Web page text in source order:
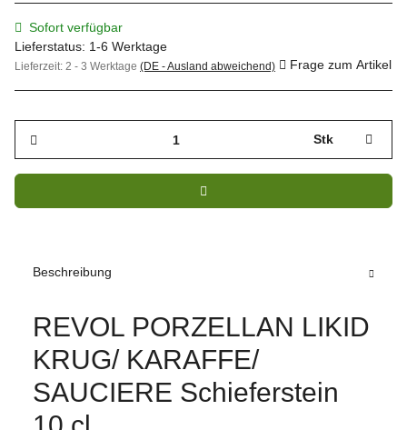
Sofort verfügbar
Lieferstatus: 1-6 Werktage
Lieferzeit: 2 - 3 Werktage (DE - Ausland abweichend) Frage zum Artikel
Stk
Beschreibung
REVOL PORZELLAN LIKID
KRUG/ KARAFFE/
SAUCIERE Schieferstein